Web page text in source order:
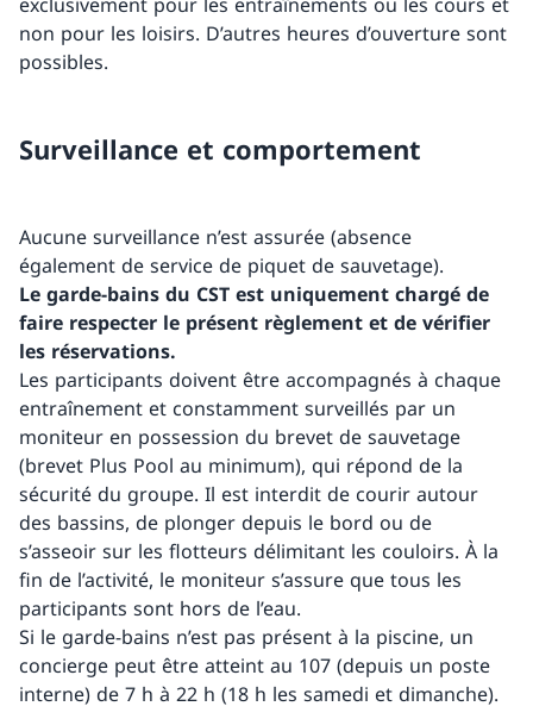
non pour les loisirs. D’autres heures d’ouverture sont
possibles.
Surveillance et comportement
Aucune surveillance n’est assurée (absence
également de service de piquet de sauvetage).
Le garde-bains du CST est uniquement chargé de
faire respecter le présent règlement et de vérifier
les réservations.
Les participants doivent être accompagnés à chaque
entraînement et constamment surveillés par un
moniteur en possession du brevet de sauvetage
(brevet Plus Pool au minimum), qui répond de la
sécurité du groupe. Il est interdit de courir autour
des bassins, de plonger depuis le bord ou de
s’asseoir sur les flotteurs délimitant les couloirs. À la
fin de l’activité, le moniteur s’assure que tous les
participants sont hors de l’eau.
Si le garde-bains n’est pas présent à la piscine, un
concierge peut être atteint au 107 (depuis un poste
interne) de 7 h à 22 h (18 h les samedi et dimanche).